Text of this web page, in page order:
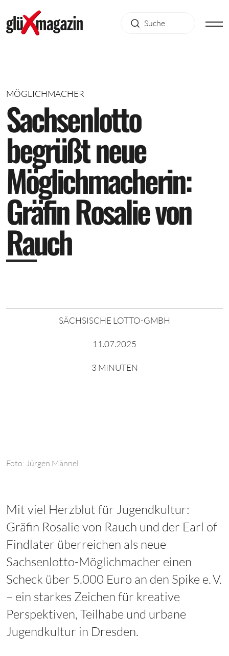
MÖGLICHMACHER
Sachsenlotto
begrüßtneue
Möglichmacherin:
GräfinRosalievon
Rauch
SÄCHSISCHE LOTTO-GMBH
11.07.2025
3 MINUTEN
Foto: Jürgen Männel
Mit viel Herzblut für Jugendkultur:
Gräfin Rosalie von Rauch und der Earl of
Findlater überreichen als neue
Sachsenlotto-Möglichmacher einen
Scheck über 5.000 Euro an den Spike e. V.
– ein starkes Zeichen für kreative
Perspektiven, Teilhabe und urbane
Jugendkultur in Dresden.